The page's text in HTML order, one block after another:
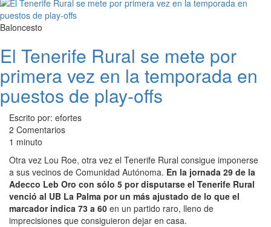
Baloncesto
El Tenerife Rural se mete por
primera vez en la temporada en
puestos de play-offs
Escrito por: efortes
2 Comentarios
1 minuto
Otra vez Lou Roe, otra vez el Tenerife Rural consigue imponerse
a sus vecinos de Comunidad Autónoma. En la jornada 29 de la
Adecco Leb Oro con sólo 5 por disputarse el Tenerife Rural
venció al UB La Palma por un más ajustado de lo que el
marcador indica 73 a 60 en un partido raro, lleno de
imprecisiones que consiguieron dejar en casa.